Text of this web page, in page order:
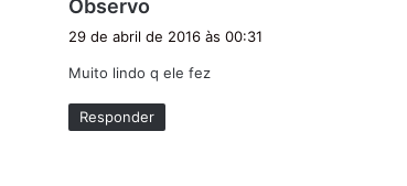
Observo
s
e
:
29 de abril de 2016 às 00:31
Muito lindo q ele fez
Responder